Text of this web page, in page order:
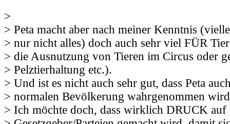
>
> Peta macht aber nach meiner Kenntnis
> nur nicht alles) doch auch sehr viel FÜR
> die Ausnutzung von Tieren im Circus oder
> Pelztierhaltung etc.).
> Und ist es nicht auch sehr gut, dass Peta
> normalen Bevölkerung wahrgenommen
> Ich möchte doch, dass wirklich DRUCK auf